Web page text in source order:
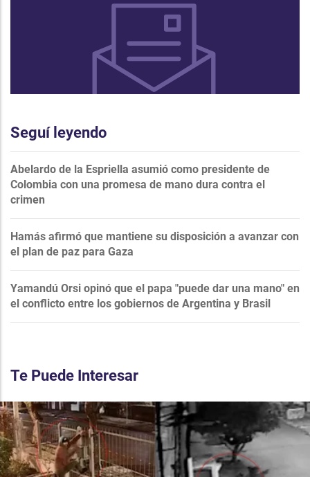
Seguí leyendo
Abelardo de la Espriella asumió como presidente de
Colombia con una promesa de mano dura contra el
crimen
Hamás afirmó que mantiene su disposición a avanzar con
el plan de paz para Gaza
Yamandú Orsi opinó que el papa "puede dar una mano" en
el conflicto entre los gobiernos de Argentina y Brasil
Te Puede Interesar